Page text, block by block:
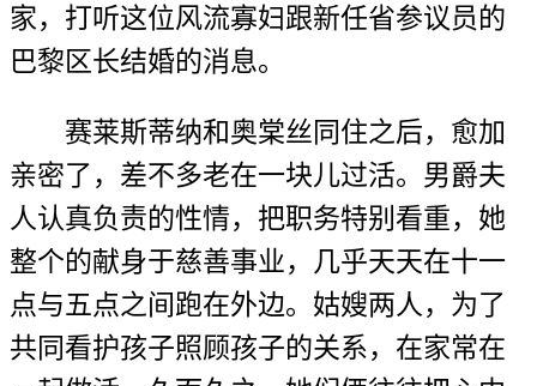
家，打听这位风流寡妇跟新任省参议员的
巴黎区长结婚的消息。
赛莱斯蒂纳和奥棠丝同住之后，愈加
亲密了，差不多老在一块儿过活。男爵夫
人认真负责的性情，把职务特别看重，她
整个的献身于慈善事业，几乎天天在十一
点与五点之间跑在外边。姑嫂两人，为了
共同看护孩子照顾孩子的关系，在家常在